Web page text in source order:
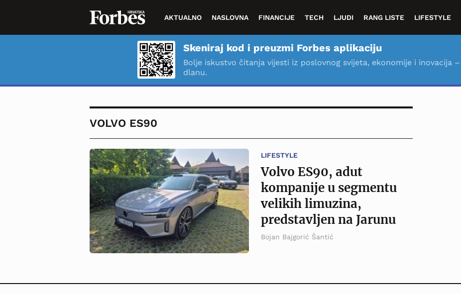
AKTUALNO NASLOVNA FINANCIJE TECH LJUDI RANG LISTE LIFESTYLE
Skeniraj kod i preuzmi Forbes aplikaciju
Bolje iskustvo čitanja vijesti iz poslovnog svijeta, ekonomije i inovacija
dlanu.
VOLVO ES90
LIFESTYLE
Volvo ES90, adut
kompanije u segmentu
velikih limuzina,
predstavljen na Jarunu
Bojan Bajgorić Šantić